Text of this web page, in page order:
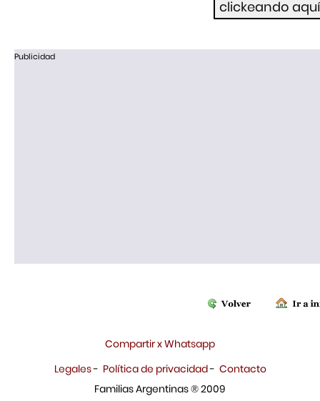
Publicidad
Compartir x Whatsapp
Legales- Política de privacidad- Contacto
Familias Argentinas ® 2009